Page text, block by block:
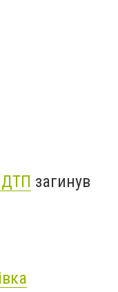
ДТП загинув